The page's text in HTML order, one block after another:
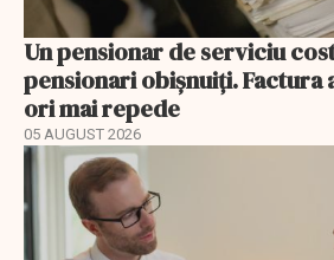
Un pensionar de serviciu
pensionari obișnuiți. Factura
ori mai repede
05 AUGUST 2026